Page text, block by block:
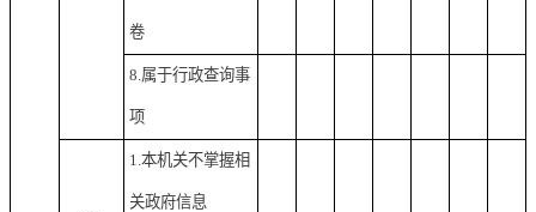
卷
8.属于行政查询事
项
1.本机关不掌握相
关政府信息